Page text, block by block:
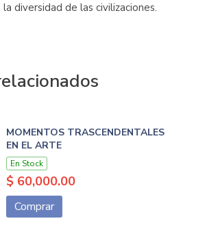
diversidad de las civilizaciones.
MOMENTOS TRASCENDENTALES
EN EL ARTE
En Stock
$ 60,000.00
Comprar